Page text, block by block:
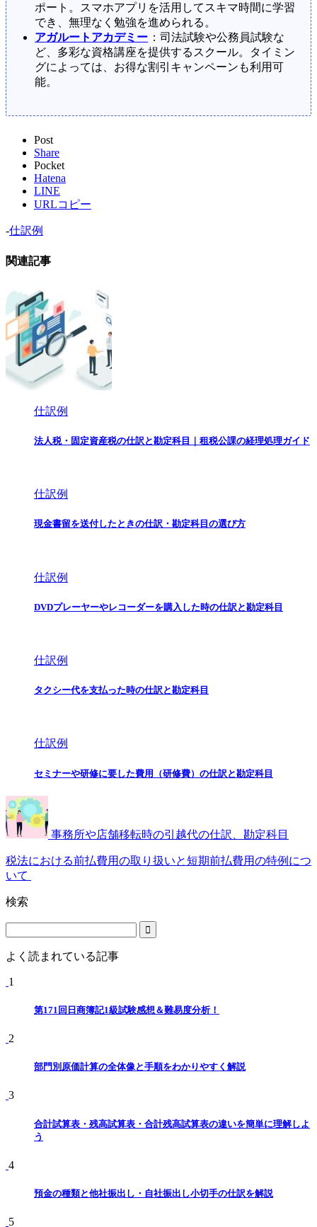
ポート。スマホアプリを活用してスキマ時間に学習
でき、無理なく勉強を進められる。
アガルートアカデミー ：司法試験や公務員試験な
ど、多彩な資格講座を提供するスクール。タイミン
グによっては、お得な割引キャンペーンも利用可
能。
Post
Share
Pocket
Hatena
LINE
URLコピー
-仕訳例
関連記事
仕訳例
法人税・固定資産税の仕訳と勘定科目｜租税公課の経理処理ガイド
仕訳例
現金書留を送付したときの仕訳・勘定科目の選び方
仕訳例
DVDプレーヤーやレコーダーを購入した時の仕訳と勘定科目
仕訳例
タクシー代を支払った時の仕訳と勘定科目
仕訳例
セミナーや研修に要した費用（研修費）の仕訳と勘定科目
事務所や店舗移転時の引越代の仕訳、勘定科目
税法における前払費用の取り扱いと短期前払費用の特例につ
いて
検索
よく読まれている記事
1
第171回日商簿記1級試験感想＆難易度分析！
2
部門別原価計算の全体像と手順をわかりやすく解説
3
合計試算表・残高試算表・合計残高試算表の違いを簡単に理解しよ
う
4
預金の種類と他社振出し・自社振出し小切手の仕訳を解説
5